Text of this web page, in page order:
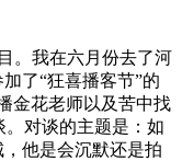
。我在六月份去了河
了“狂喜播客节”的
金花老师以及苦中找
对谈的主题是：如
他是会沉默还是拍